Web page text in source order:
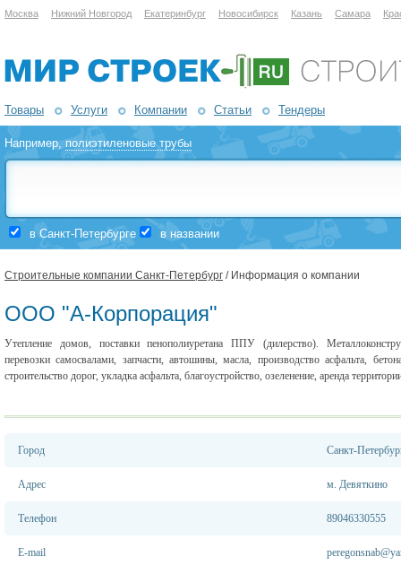
Москва Нижний Новгород Екатеринбург Новосибирск Казань Самара
Товары Услуги Компании Статьи Тендеры
Например,полиэтиленовые трубы
в Санкт-Петербурге в названии
Строительные компании Санкт-Петербург / Информация о компании
ООО "А-Корпорация"
Утепление домов, поставки пенополиуретана ППУ (дилерство).
перевозки самосвалами, запчасти, автошины, масла, производство асфальта,
строительство дорог, укладка асфальта, благоустройство, озеленение, аренда
Город Санкт-
Адрес м. Девяткино
Телефон 89046330555
E-mail